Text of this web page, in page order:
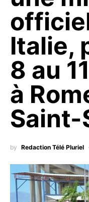
Italie,
8 au
à
Saint-
by Redaction Télé Pluriel